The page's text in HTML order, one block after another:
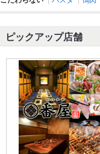
ピックアップ店舗